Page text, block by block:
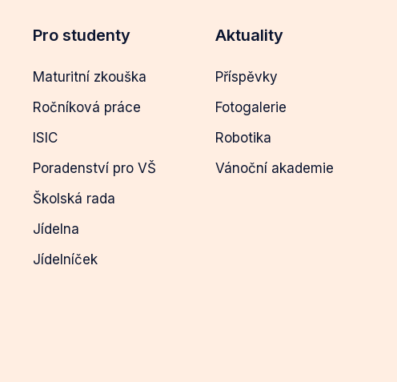
Pro studenty
Maturitní zkouška
Ročníková práce
ISIC
Poradenství pro VŠ
Školská rada
Jídelna
Jídelníček
Aktuality
Příspěvky
Fotogalerie
Robotika
Vánoční akademie